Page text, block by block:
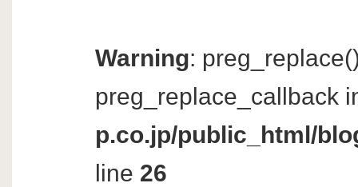
Warning:
preg_replace_callback
p.co.jp/public_html/
line 26